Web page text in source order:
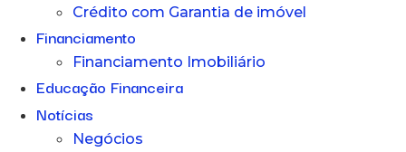
Crédito com Garantia de imóvel
Financiamento
Financiamento Imobiliário
Educação Financeira
Notícias
Negócios